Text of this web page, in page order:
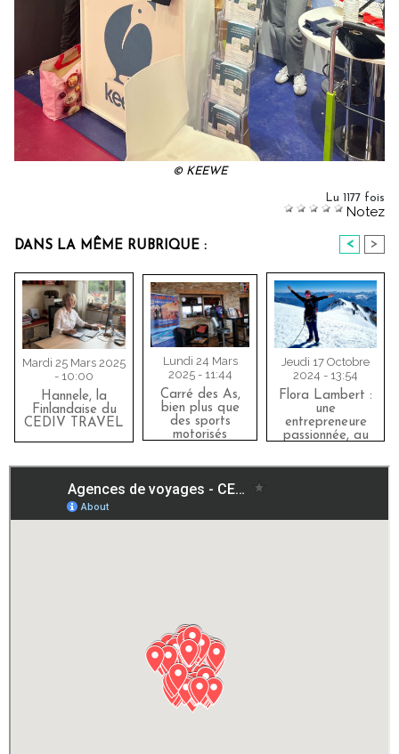
© KEEWE
Lu 1177 fois
Notez
DANS LA MÊME RUBRIQUE : < >
Mardi 25 Mars 2025
- 10:00
Hannele, la
Finlandaise du
CEDIV TRAVEL
Lundi 24 Mars
2025 - 11:44
Carré des As,
bien plus que
des sports
motorisés
Jeudi 17 Octobre
2024 - 13:54
Flora Lambert :
une
entrepreneure
passionnée, au
l’aventure avec